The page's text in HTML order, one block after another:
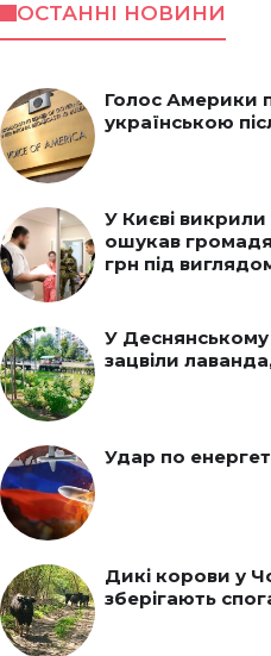
ОСТАННІ НОВИНИ
Голос Америки
українською
У Києві
ошукав
грн під
У
зацвіли
Удар по
Дикі корови у
зберігають